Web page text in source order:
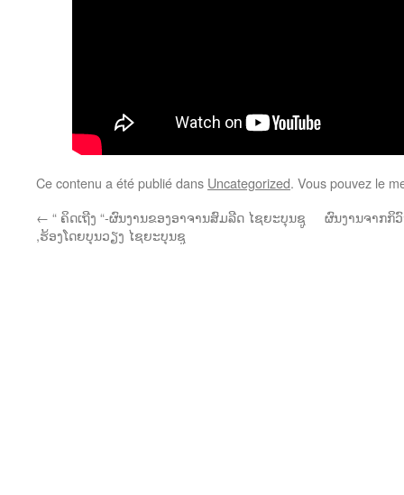
Ce contenu a été publié dans Uncategorized. Vous pouvez le
← “ ຄິດເຖີງ “-ຜົນງານຂອງອາຈານສົມລີດ ໄຊຍະບຸນຊູ
,ຮ້ອງໂດຍບຸນວຽງ ໄຊຍະບຸນຊູ
ຜົນງານຈາກກິວົ